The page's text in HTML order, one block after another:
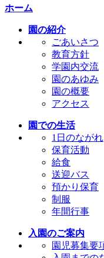
ホーム
園の紹介
ごあいさつ
教育方針
学園内交流
園のあゆみ
園の概要
アクセス
園での生活
1日のながれ
保育活動
給食
送迎バス
預かり保育
制服
年間行事
入園のご案内
園児募集要